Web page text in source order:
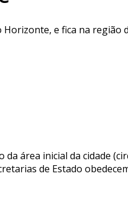
e fica na região
área inicial da cidade
de Estado